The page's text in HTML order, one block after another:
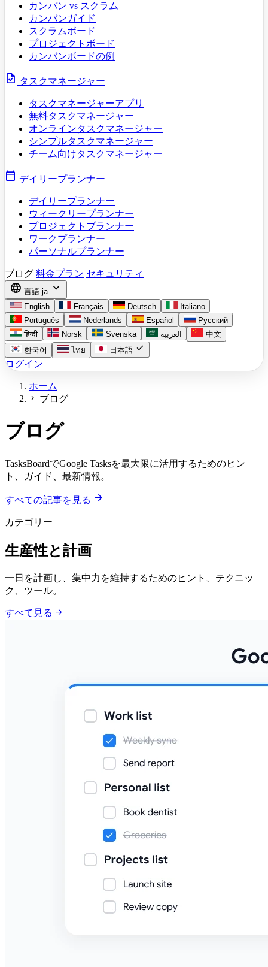
カンバン vs スクラム
カンバンガイド
スクラムボード
プロジェクトボード
カンバンボードの例
task タスクマネージャー
タスクマネージャーアプリ
無料タスクマネージャー
オンラインタスクマネージャー
シンプルタスクマネージャー
チーム向けタスクマネージャー
calendar_today デイリープランナー
デイリープランナー
ウィークリープランナー
プロジェクトプランナー
ワークプランナー
パーソナルプランナー
ブログ 料金プラン セキュリティ
language 言語 ja expand_more
English Français Deutsch
Italiano
Português
Nederlands Español
Русский
हिन्दी
Norsk Svenska العربية
中文
한국어
ไทย 日本語 check
ログイン
ホーム
chevron_right ブログ
ブログ
TasksBoardでGoogle Tasksを最大限に活用するためのヒン
ト、ガイド、最新情報。
すべての記事を見る arrow_forward
カテゴリー
生産性と計画
一日を計画し、集中力を維持するためのヒント、テクニッ
ク、ツール。
すべて見る arrow_forward